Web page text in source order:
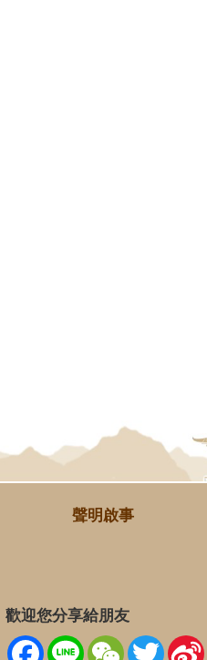
聲明啟事
歡迎您分享給朋友
Facebook
Line WeChatTwitter